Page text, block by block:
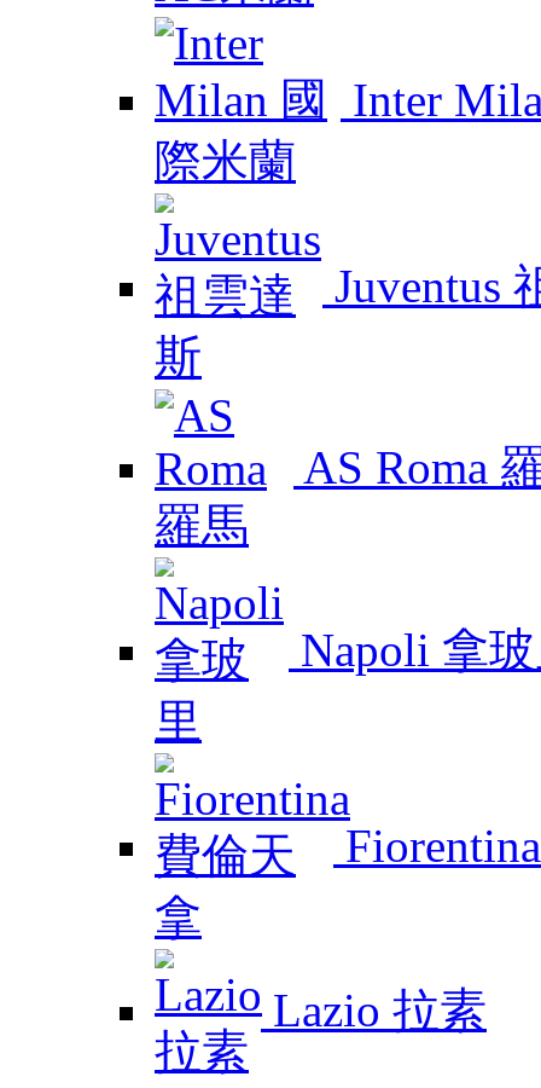
Inter
Juventus
AS Roma
Napoli 拿
Lazio 拉素